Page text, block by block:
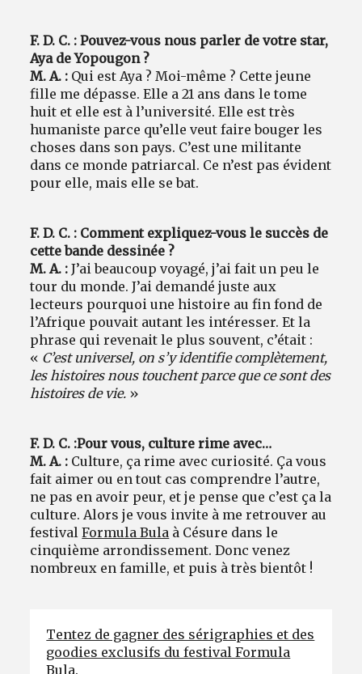
F. D. C. : Pouvez-vous nous parler de votre star,
Aya de Yopougon ?
M. A. : Qui est Aya ? Moi-même ? Cette jeune
fille me dépasse. Elle a 21 ans dans le tome
huit et elle est à l’université. Elle est très
humaniste parce qu’elle veut faire bouger les
choses dans son pays. C’est une militante
dans ce monde patriarcal. Ce n’est pas évident
pour elle, mais elle se bat.
F. D. C. : Comment expliquez-vous le succès de
cette bande dessinée ?
M. A. : J’ai beaucoup voyagé, j’ai fait un peu le
tour du monde. J’ai demandé juste aux
lecteurs pourquoi une histoire au fin fond de
l’Afrique pouvait autant les intéresser. Et la
phrase qui revenait le plus souvent, c’était :
« C’est universel, on s’y identifie complètement,
les histoires nous touchent parce que ce sont des
histoires de vie. »
F. D. C. :Pour vous, culture rime avec…
M. A. : Culture, ça rime avec curiosité. Ça vous
fait aimer ou en tout cas comprendre l’autre,
ne pas en avoir peur, et je pense que c’est ça la
culture. Alors je vous invite à me retrouver au
festivalFormula Bula à Césure dans le
cinquième arrondissement. Donc venez
nombreux en famille, et puis à très bientôt !
Tentez de gagner des sérigraphies et des
goodies exclusifs du festival Formula
Bula.